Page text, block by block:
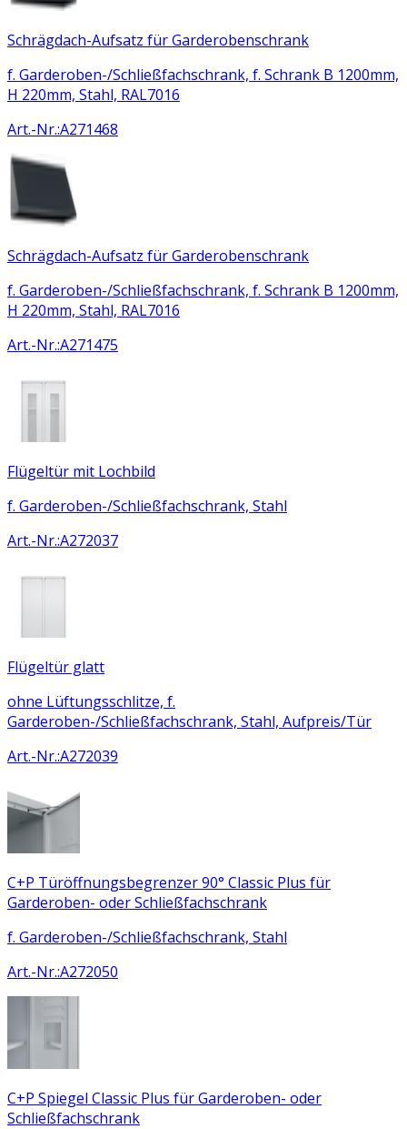
Schrägdach-Aufsatz für Garderobenschrank
f. Garderoben-/Schließfachschrank, f. Schrank B 1200mm,
H 220mm, Stahl, RAL7016
Art.-Nr.:A271468
Schrägdach-Aufsatz für Garderobenschrank
f. Garderoben-/Schließfachschrank, f. Schrank B 1200mm,
H 220mm, Stahl, RAL7016
Art.-Nr.:A271475
Flügeltür mit Lochbild
f. Garderoben-/Schließfachschrank, Stahl
Art.-Nr.:A272037
Flügeltür glatt
ohne Lüftungsschlitze, f.
Garderoben-/Schließfachschrank, Stahl, Aufpreis/Tür
Art.-Nr.:A272039
C+P Türöffnungsbegrenzer 90° Classic Plus für
Garderoben- oder Schließfachschrank
f. Garderoben-/Schließfachschrank, Stahl
Art.-Nr.:A272050
C+P Spiegel Classic Plus für Garderoben- oder
Schließfachschrank